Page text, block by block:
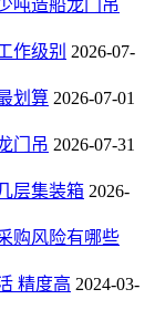
吨造船龙门吊
作级别 2026-07-
划算 2026-07-01
门吊 2026-07-31
层集装箱 2026-
购风险有哪些
精度高 2024-03-